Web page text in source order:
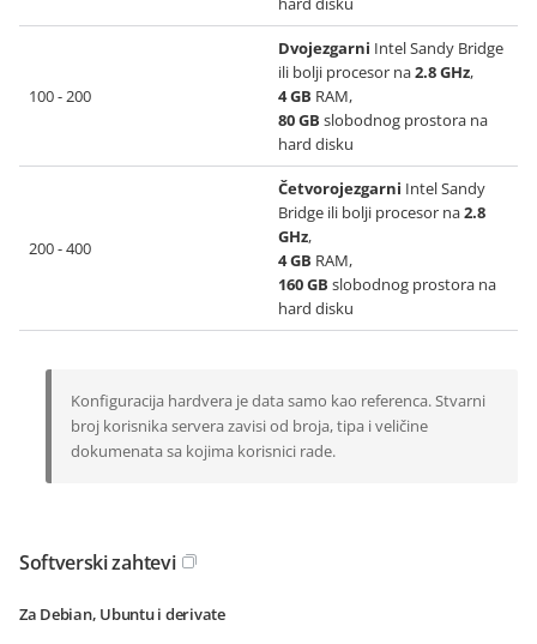
100 - 200
Dvojezgarni Intel Sandy Bridge
ili bolji procesor na2.8 GHz,
4 GB RAM,
80 GB slobodnog prostora na
hard disku
200 - 400
Četvorojezgarni Intel Sandy
Bridge ili bolji procesor na2.8
GHz,
4 GB RAM,
160 GB slobodnog prostora na
hard disku
Konfiguracija hardvera je data samo kao referenca. Stvarni
broj korisnika servera zavisi od broja, tipa i veličine
dokumenata sa kojima korisnici rade.
Softverski zahtevi
Za Debian, Ubuntu i derivate